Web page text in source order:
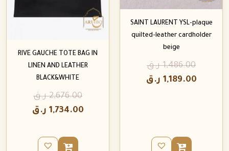
SAINT LAURENT YSL-plaque
quilted-leather cardholder
beige
1,486.00 ر.ق
1,189.00 ر.ق
RIVE GAUCHE TOTE BAG IN
LINEN AND LEATHER
BLACK&WHITE
2,676.00 ر.ق
1,734.00 ر.ق